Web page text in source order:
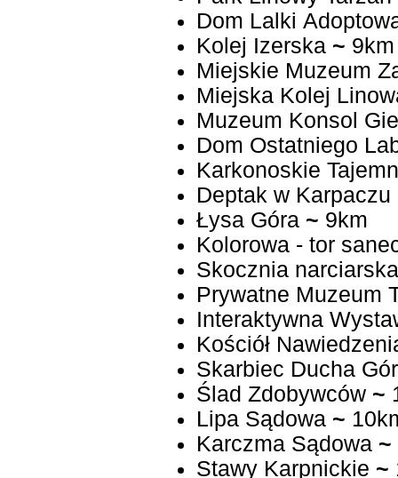
Dom Lalki
Kolej Izerska ~ 9km
Miejskie Muzeum
Miejska Kolej
Muzeum Konsol
Dom Ostatniego
Karkonoskie
Deptak w Karpaczu
Łysa Góra ~ 9km
Kolorowa - tor
Skocznia
Prywatne Muzeum
Interaktywna
Kościół
Skarbiec Ducha
Ślad Zdobywców ~
Lipa Sądowa ~
Karczma Sądowa ~
Stawy Karpnickie ~